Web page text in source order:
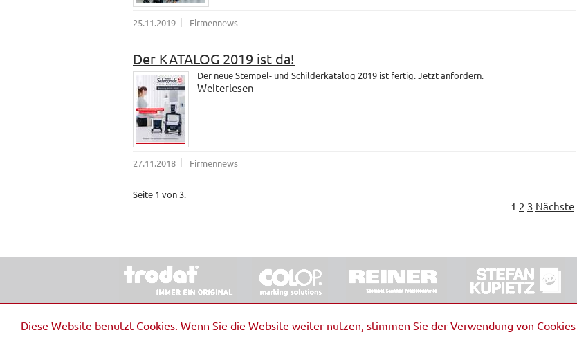
Diese Website benutzt Cookies. Wenn Sie die Website weiter nutzen, stimmen Sie der Verwendung von Cookies
25.11.2019 Firmennews
Der KATALOG 2019 ist da!
Der neue Stempel- und Schilderkatalog 2019 ist fertig. Jetzt anfordern.
Weiterlesen
27.11.2018 Firmennews
Seite 1 von 3.
1 2 3 Nächste
© 2026 Stempel & Schilder RUDOLF SCHMORRDE GmbH & Co. KG Impressum